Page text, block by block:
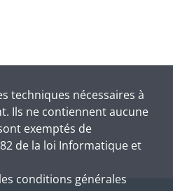
techniques nécessaires à
Ils ne contiennent aucune
exemptés de
de la loi Informatique et
conditions générales